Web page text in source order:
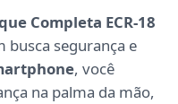
Completa ECR-18
busca segurança e
, você
na palma da mão,